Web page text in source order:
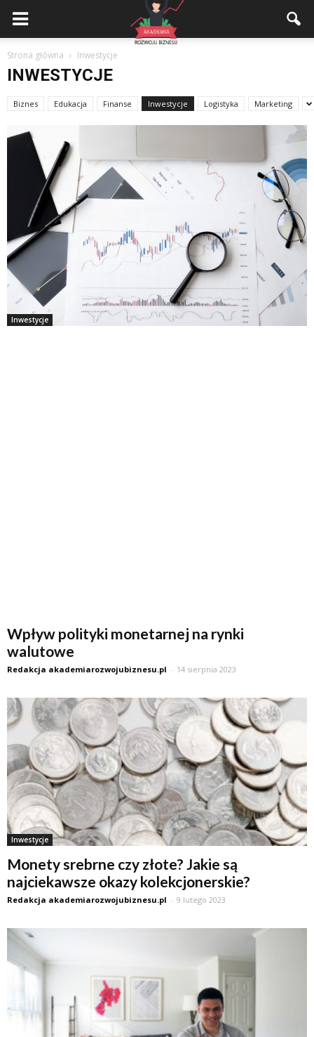
Akademiarozwojubiznesu.pl
Strona główna Inwestycje
INWESTYCJE
Biznes Edukacja Finanse Inwestycje Logistyka Marketing
Inwestycje
Wpływ polityki monetarnej na rynki
walutowe
Redakcja akademiarozwojubiznesu.pl - 14 sierpnia 2023
Inwestycje
Monety srebrne czy złote? Jakie są
najciekawsze okazy kolekcjonerskie?
Redakcja akademiarozwojubiznesu.pl - 9 lutego 2023